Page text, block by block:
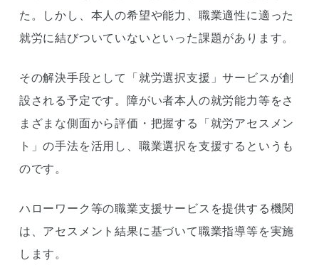
た。しかし、本人の希望や能力、職業適性に適った
就労に結びついていないといった課題があります。
その解決手段として「就労選択支援」サービスが創
設される予定です。障がい者本人の就労能力等をさ
まざまな側面から評価・把握する「就労アセスメン
ト」の手法を活用し、職業選択を支援するというも
のです。
ハローワーク等の職業支援サービスを提供する機関
は、アセスメント結果に基づいて職業指導等を実施
します。